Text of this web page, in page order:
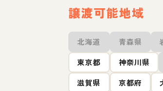
譲渡可能地域
北海道 青森県
東京都
神奈川県
滋賀県
京都府